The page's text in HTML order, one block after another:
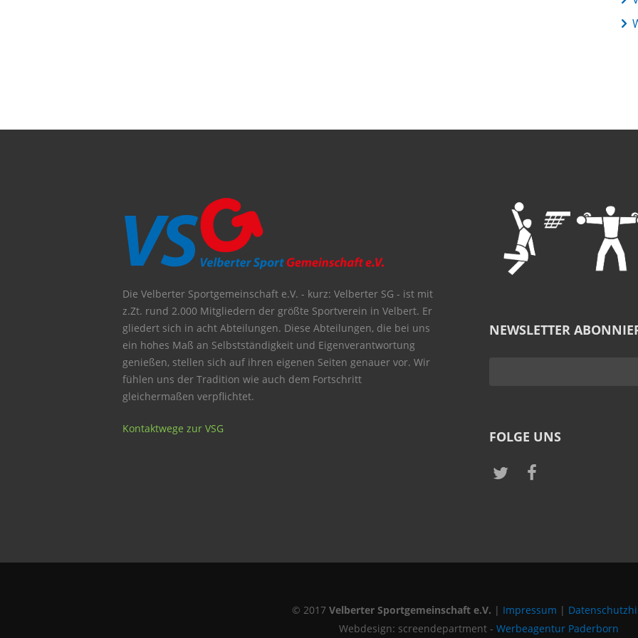
Die Velberter Sportgemeinschaft e.V. - kurz: Velberter SG - ist mit
z.Zt. rund 2.000 Mitgliedern der größte Sportverein in Velbert. Er
gliedert sich in acht Abteilungen. Diese Abteilungen, die bei uns
ein hohes Maß an Selbstständigkeit und Eigenverantwortung
genießen, stellen sich auf ihren eigenen Seiten genauer vor. Wir
fühlen uns der Tradition wie auch dem Fortschritt
gleichermaßen verpflichtet.
Kontaktwege zur VSG
NEWSLETTER
FOLGE UNS
© 2017 Velberter Sportgemeinschaft e.V. | Impressum |
Webdesign: screendepartment - Werbeagentur Paderborn